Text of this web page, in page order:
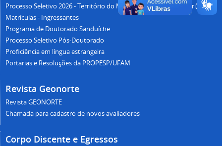
Processo Seletivo 2026 - Território do Médio Juruá (Sede Carauari)
Matrículas - Ingressantes
Programa de Doutorado Sanduíche
Processo Seletivo Pós-Doutorado
Proficiência em língua estrangeira
Portarias e Resoluções da PROPESP/UFAM
Revista Geonorte
Revista GEONORTE
Chamada para cadastro de novos avaliadores
Corpo Discente e Egressos